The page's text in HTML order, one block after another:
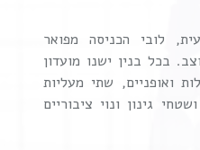
לובי הכניסה מפואר
בכל בנין ישנו מועדון
ואופניים, שתי מעליות
גינון ונוי ציבוריים